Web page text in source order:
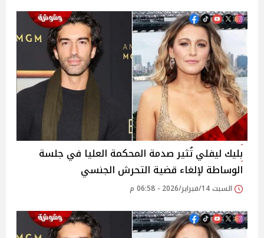
بليك ليفلي تُثير صدمة المحكمة العليا في جلسة
الوساطة لإلغاء قضية التحرش الجنسي
السبت 14/فبراير/2026 - 06:58 م